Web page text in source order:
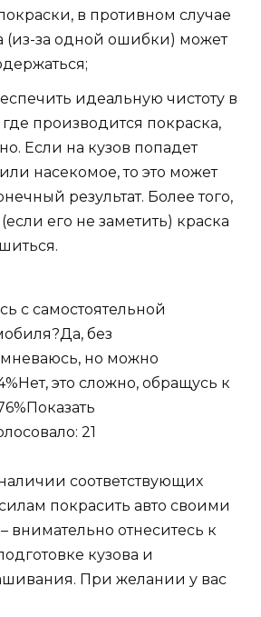
в противном случае
(из-за одной ошибки) может
идеальную чистоту в
производится покраска,
Если на кузов попадет
насекомое, то это может
результат. Более того,
его не заметить) краска
с самостоятельной
без
но можно
это сложно, обращусь к
21
соответствующих
покрасить авто своими
внимательно отнеситесь к
кузова и
При желании у вас